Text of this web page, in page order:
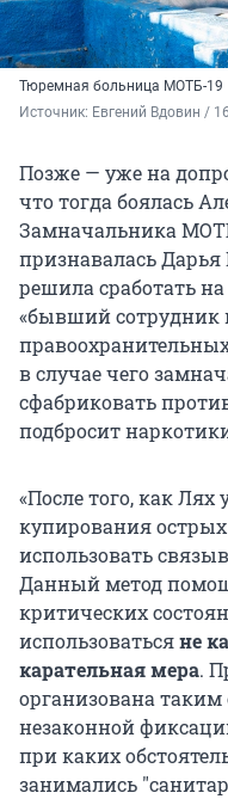
Тюремная больница МОТБ-19
Источник: Евгений Вдовин /
Позже — уже на
что тогда боялась
Замначальника
признавалась Дарья
решила сработать
«бывший сотрудник
в случае чего
сфабриковать
подбросит
«После того, как Лях
купирования
использовать
Данный метод
критических
использоватьсяне
карательная мера.
организована таким
незаконной
при каких
занимались